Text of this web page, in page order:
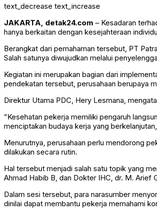
text_decrease text_increase
JAKARTA, detak24.com – Kesadaran
hanya berkaitan dengan kesejahteraan
Berangkat dari pemahaman tersebut, PT
Salah satunya diwujudkan melalui
Kegiatan ini merupakan bagian dari
pendekatan tersebut, perusahaan berupaya
Direktur Utama PDC, Hery Lesmana,
“Kesehatan pekerja memiliki pengaruh
menciptakan budaya kerja yang
Menurutnya, perusahaan perlu mendorong
dilakukan secara rutin.
Hal tersebut menjadi salah satu topik yang
Ahmad Habib B, dan Dokter IHC, dr. M. Arief
Dalam sesi tersebut, para narasumber
dinilai dapat membantu pekerja memahami